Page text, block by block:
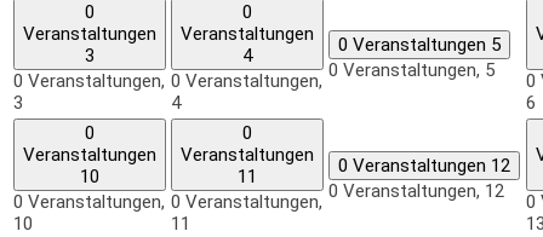
0
Veranstaltungen
3
0 Veranstaltungen,
3
0
Veranstaltungen
4
0 Veranstaltungen,
4
0 Veranstaltungen 5
0 Veranstaltungen, 5
0
6
0
Veranstaltungen
10
0 Veranstaltungen,
10
0
Veranstaltungen
11
0 Veranstaltungen,
11
0 Veranstaltungen 12
0 Veranstaltungen, 12
0